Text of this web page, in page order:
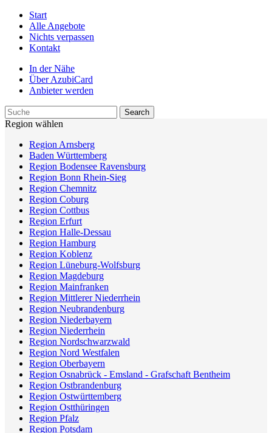
Start
Alle Angebote
Nichts verpassen
Kontakt
In der Nähe
Über AzubiCard
Anbieter werden
Region wählen
Region Arnsberg
Baden Württemberg
Region Bodensee Ravensburg
Region Bonn Rhein-Sieg
Region Chemnitz
Region Coburg
Region Cottbus
Region Erfurt
Region Halle-Dessau
Region Hamburg
Region Koblenz
Region Lüneburg-Wolfsburg
Region Magdeburg
Region Mainfranken
Region Mittlerer Niederrhein
Region Neubrandenburg
Region Niederbayern
Region Niederrhein
Region Nordschwarzwald
Region Nord Westfalen
Region Oberbayern
Region Osnabrück - Emsland - Grafschaft Bentheim
Region Ostbrandenburg
Region Ostwürttemberg
Region Ostthüringen
Region Pfalz
Region Potsdam